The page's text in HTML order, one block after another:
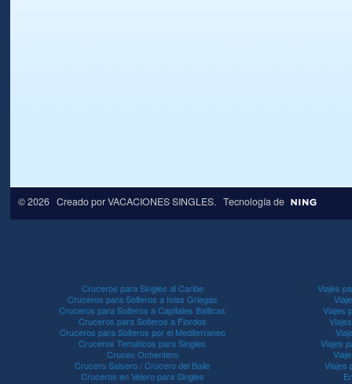
© 2026 Creado porVACACIONES SINGLES. Tecnología de
Cruceros para Singles al Caribe
Cruceros para Solteros a Islas Griegas
Cruceros para Solteros a Capitales Balticas
Cruceros para Solteros a Fiordos
Cruceros para Solteros por el Mediterraneo
Cruceros Temáticos para Singles
Cruceo Ochentero
Crucero Salsero / Crucero del Baile
Cruceros en Velero para Singles
Viajes
Viajes
Viajes
Viajes